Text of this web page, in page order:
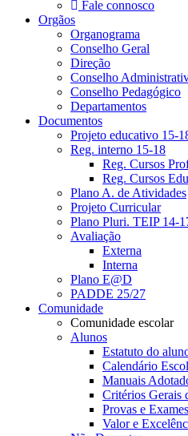
Fale connosco
Orgãos
Organograma
Conselho Geral
Direção
Conselho
Conselho Pedagógico
Departamentos
Documentos
Projeto educativo 15-
Reg. interno 15-18
Reg. Cursos
Reg. Cursos
Plano A. de Atividades
Projeto Curricular
Plano Pluri. TEIP 14-
Avaliação
Externa
Interna
Plano E@D
PADDE 25/27
Comunidade
Comunidade escolar
Alunos
Estatuto do
Calendário
Manuais
Critérios Gerais
Provas e
Valor e